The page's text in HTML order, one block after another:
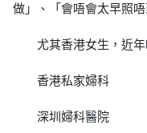
做」、「會唔會太早照
尤其香港女生，近
香港私家婦科
深圳婦科醫院